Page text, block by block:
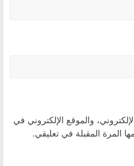
والموقع الإلكتروني في
المرة المقبلة في تعليقي.